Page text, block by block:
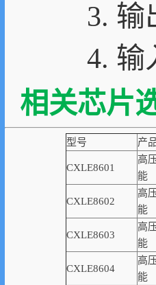
3. 输
4. 输
相关芯片
型号 产
CXLE8601
高
能
CXLE8602
高
能
CXLE8603
高
能
CXLE8604
高
能